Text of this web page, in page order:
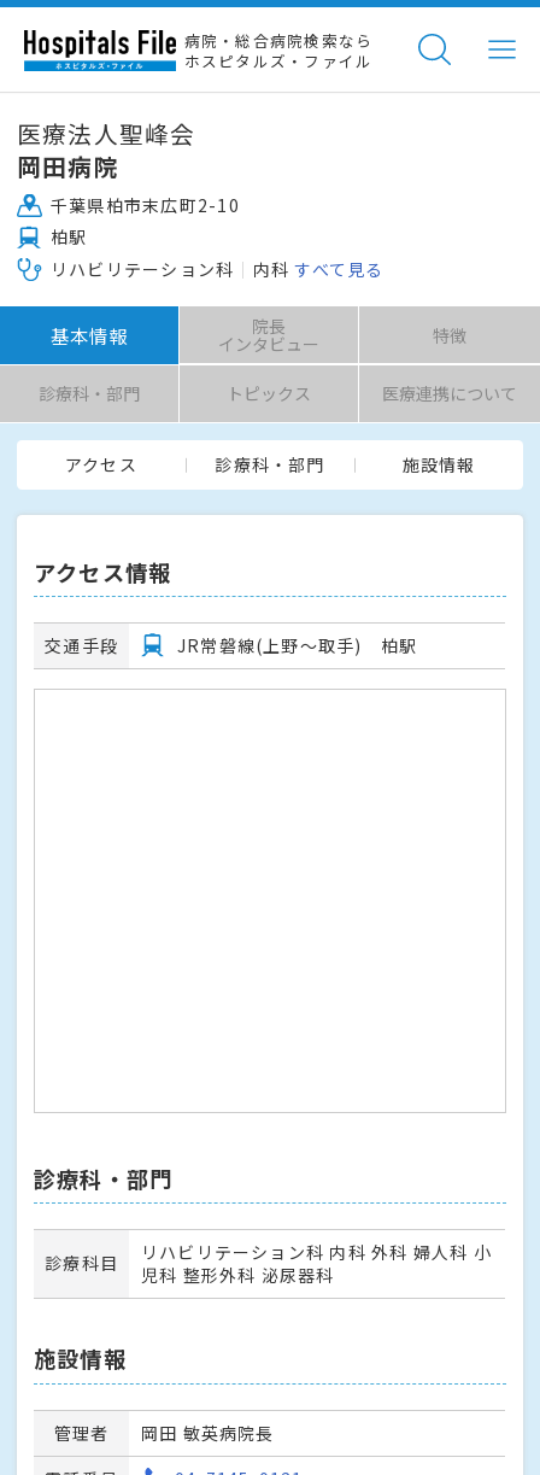
病院・総合病院検索なら
ホスピタルズ・ファイル
医療法人聖峰会
岡田病院
千葉県柏市末広町2-10
柏駅
リハビリテーション科
内科 すべて見る
基本情報 院長
インタビュー 特徴
診療科・部門 トピックス 医療連携について
アクセス 診療科・部門 施設情報
アクセス情報
交通手段 JR常磐線(上野～取手) 柏駅
診療科・部門
診療科目
リハビリテーション科 内科 外科 婦人科 小
児科 整形外科 泌尿器科
施設情報
管理者
岡田 敏英病院長